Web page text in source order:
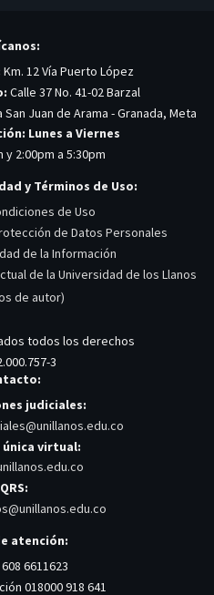
Km. 12 Vía Puerto López
Calle 37 No. 41-02 Barzal
San Juan de Arama - Granada, Meta
Lunes a Viernes
y 2:00pm a 5:30pm
y Términos de Uso:
de Uso
de Datos Personales
de la Información
de la Universidad de los Llanos
de autor)
todos los derechos
3
judiciales:
virtual:
atención:
6611623
018000 918 641